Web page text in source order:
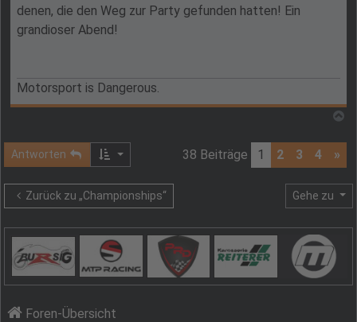
denen, die den Weg zur Party gefunden hatten! Ein
grandioser Abend!
Motorsport is Dangerous.
Antworten 38 Beiträge 1 2 3 4 »
Zurück zu „Championships“ Gehe zu
Foren-Übersicht